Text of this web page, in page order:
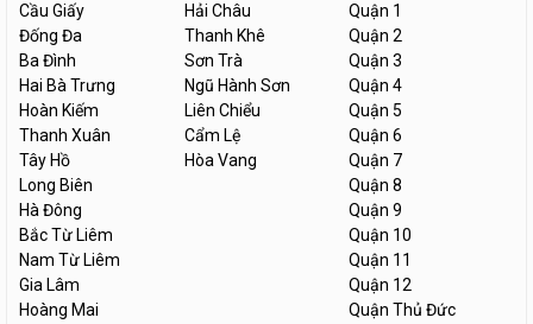
Cầu Giấy
Đống Đa
Ba Đình
Hai Bà Trưng
Hoàn Kiếm
Thanh Xuân
Tây Hồ
Long Biên
Hà Đông
Bắc Từ Liêm
Nam Từ Liêm
Gia Lâm
Hoàng Mai
Hải Châu
Thanh Khê
Sơn Trà
Ngũ Hành Sơn
Liên Chiểu
Cẩm Lệ
Hòa Vang
Quận 1
Quận 2
Quận 3
Quận 4
Quận 5
Quận 6
Quận 7
Quận 8
Quận 9
Quận 10
Quận 11
Quận 12
Quận Thủ Đức